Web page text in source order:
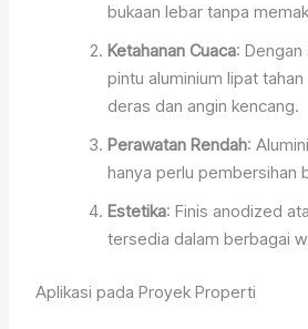
bukaan lebar tanpa
Ketahanan Cuaca:
pintu aluminium lipat
deras dan angin kencang.
Perawatan Rendah:
hanya perlu pembersihan
Estetika: Finis anodized
tersedia dalam berbagai
Aplikasi pada Proyek Properti